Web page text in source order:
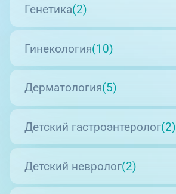
Генетика(2)
Гинекология(10)
Дерматология(5)
Детский гастроэнтеролог(2)
Детский невролог(2)